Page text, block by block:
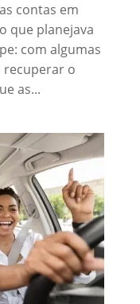
contas em
que planejava
com algumas
recuperar o
as...